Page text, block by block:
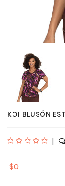
KOI BLUSÓN
|
$0